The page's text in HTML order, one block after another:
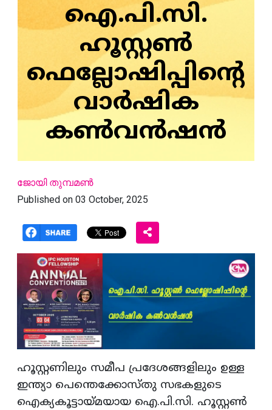
ഐ.പി.സി.
ഹൂസ്റ്റണ്‍
ഫെല്ലോഷിപ്പിന്റെ
വാര്‍ഷിക
കണ്‍വന്‍ഷന്‍
ജോയി തുമ്പമണ്‍
Published on 03 October, 2025
ഹൂസ്റ്റണിലും സമീപ പ്രദേശങ്ങളിലും ഉള്ള
ഇന്ത്യാ പെന്തെക്കോസ്തു സഭകളുടെ
ഐക്യകൂട്ടായ്മയായ ഐ.പി.സി. ഹൂസ്റ്റണ്‍